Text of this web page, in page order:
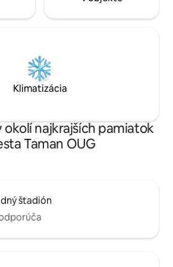
Klimatizácia
okolí najkrajších pamiatok
Taman OUG
štadión